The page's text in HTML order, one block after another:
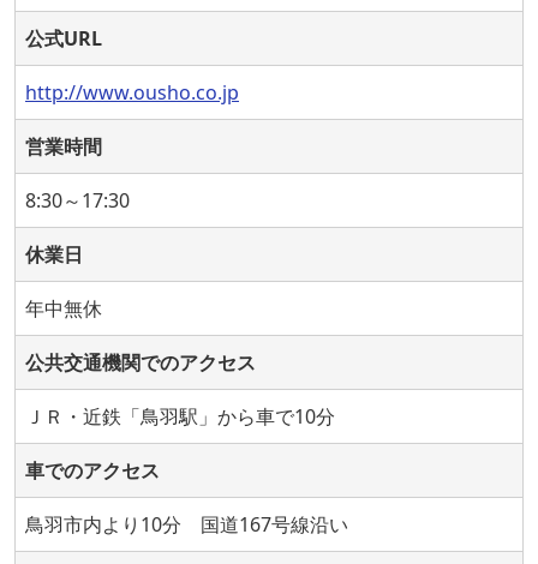
公式URL
http://www.ousho.co.jp
営業時間
8:30～17:30
休業日
年中無休
公共交通機関でのアクセス
ＪＲ・近鉄「鳥羽駅」から車で10分
車でのアクセス
鳥羽市内より10分 国道167号線沿い